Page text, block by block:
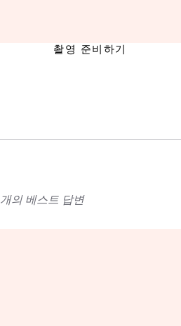
개의 베스트 답변
촬영 준비하기